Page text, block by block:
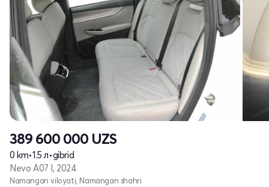
389 600 000 UZS
0 km•1.5 л•gibrid
Nevo A07 I, 2024
Namangan viloyati, Namangan shahri